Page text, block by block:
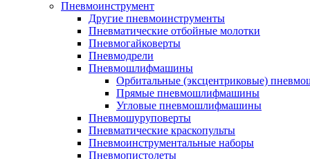
Пневмоинструмент
Другие пневмоинструменты
Пневматические отбойные молотки
Пневмогайковерты
Пневмодрели
Пневмошлифмашины
Орбитальные (эксцентриковые)
Прямые пневмошлифмашины
Угловые пневмошлифмашины
Пневмошуруповерты
Пневматические краскопульты
Пневмоинструментальные наборы
Пневмопистолеты